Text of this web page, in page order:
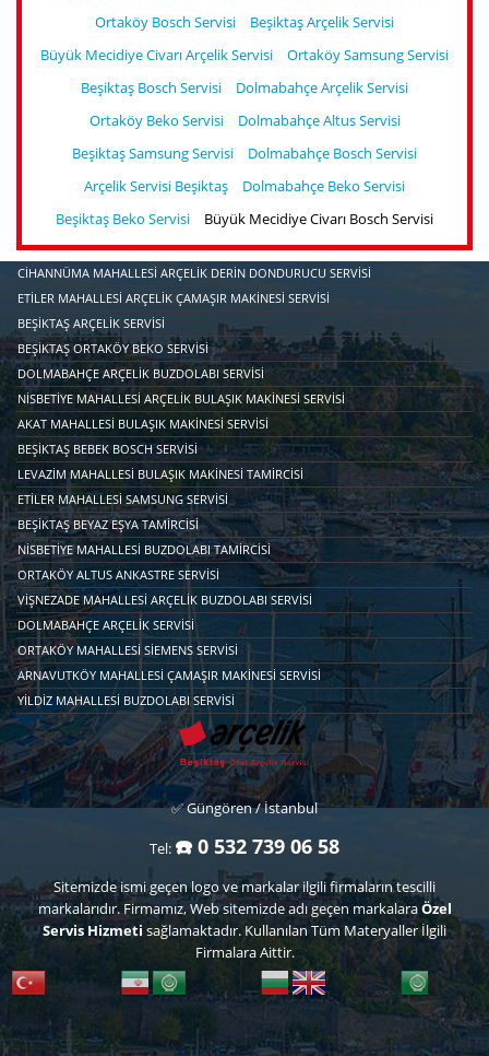
Ortaköy Bosch Servisi
Beşiktaş Arçelik Servisi
Büyük Mecidiye Civarı Arçelik Servisi
Ortaköy Samsung Servisi
Beşiktaş Bosch Servisi
Dolmabahçe Arçelik Servisi
Ortaköy Beko Servisi
Dolmabahçe Altus Servisi
Beşiktaş Samsung Servisi
Dolmabahçe Bosch Servisi
Arçelik Servisi Beşiktaş
Dolmabahçe Beko Servisi
Beşiktaş Beko Servisi
Büyük Mecidiye Civarı Bosch Servisi
CIHANNÜMA MAHALLESI ARÇELIK DERIN DONDURUCU SERVISI
ETILER MAHALLESI ARÇELIK ÇAMAŞIR MAKINESI SERVISI
BEŞIKTAŞ ARÇELIK SERVISI
BEŞIKTAŞ ORTAKÖY BEKO SERVISI
DOLMABAHÇE ARÇELIK BUZDOLABI SERVISI
NISBETIYE MAHALLESI ARÇELIK BULAŞIK MAKINESI SERVISI
AKAT MAHALLESI BULAŞIK MAKINESI SERVISI
BEŞIKTAŞ BEBEK BOSCH SERVISI
LEVAZIM MAHALLESI BULAŞIK MAKINESI TAMIRCISI
ETILER MAHALLESI SAMSUNG SERVISI
BEŞIKTAŞ BEYAZ EŞYA TAMIRCISI
NISBETIYE MAHALLESI BUZDOLABI TAMIRCISI
ORTAKÖY ALTUS ANKASTRE SERVISI
VIŞNEZADE MAHALLESI ARÇELIK BUZDOLABI SERVISI
DOLMABAHÇE ARÇELIK SERVISI
ORTAKÖY MAHALLESI SIEMENS SERVISI
ARNAVUTKÖY MAHALLESI ÇAMAŞIR MAKINESI SERVISI
YILDIZ MAHALLESI BUZDOLABI SERVISI
✅ Güngören / İstanbul
Tel: ☎️ 0 532 739 06 58
Sitemizde ismi geçen logo ve markalar ilgili firmaların tescilli
markalarıdır. Firmamız, Web sitemizde adı geçen markalaraÖzel
Servis Hizmeti sağlamaktadır. Kullanılan Tüm Materyaller İlgili
Firmalara Aittir.